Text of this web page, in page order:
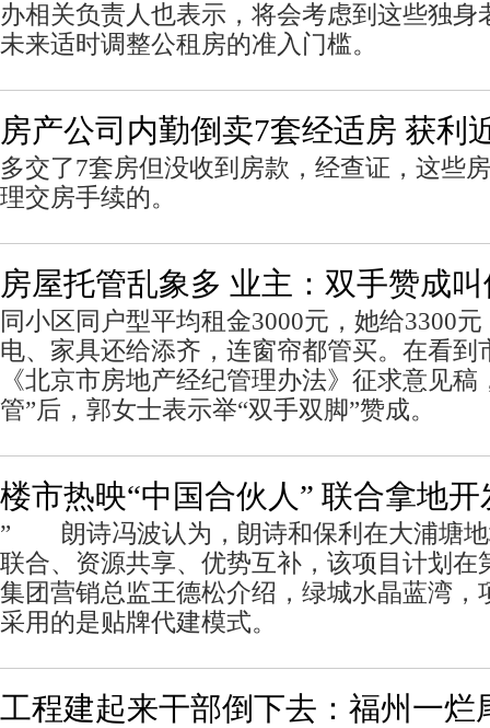
办相关负责人也表示，将会考虑到这些独身
未来适时调整公租房的准入门槛。
房产公司内勤倒卖7套经适房 获利
多交了7套房但没收到房款，经查证，这些
理交房手续的。
房屋托管乱象多 业主：双手赞成
同小区同户型平均租金3000元，她给3300
电、家具还给添齐，连窗帘都管买。在看到
《北京市房地产经纪管理办法》征求意见稿
管”后，郭女士表示举“双手双脚”赞成。
楼市热映“中国合伙人” 联合拿地
” 朗诗冯波认为，朗诗和保利在大浦塘地
联合、资源共享、优势互补，该项目计划在
集团营销总监王德松介绍，绿城水晶蓝湾，
采用的是贴牌代建模式。
工程建起来干部倒下去：福州一烂